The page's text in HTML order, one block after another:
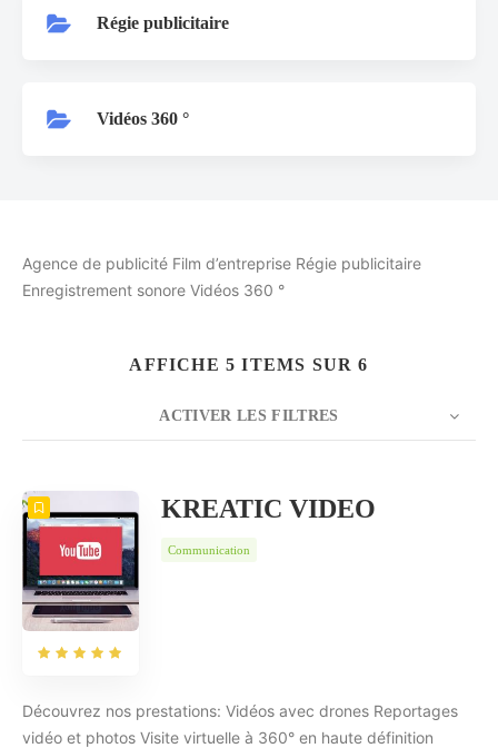
Régie publicitaire
Vidéos 360 °
Agence de publicité Film d’entreprise Régie publicitaire
Enregistrement sonore Vidéos 360 °
AFFICHE 5 ITEMS SUR 6
ACTIVER LES FILTRES
NOMBRE 5
KREATIC VIDEO
Communication
Découvrez nos prestations: Vidéos avec drones Reportages
vidéo et photos Visite virtuelle à 360° en haute définition